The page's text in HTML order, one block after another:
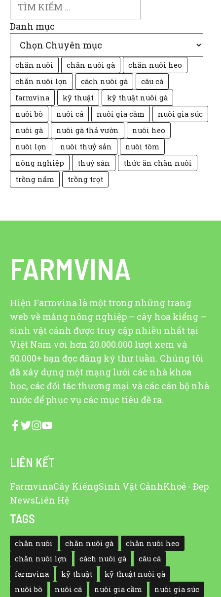
Danh mục
chăn nuôi chăn nuôi gà
chăn nuôi heo
chăn nuôi lợn
cách nuôi gà
câu cá
farmvina
kỹ thuật
kỹ thuật nuôi gà
nuôi bò
nuôi cá nuôi gia cầm
nuôi gia súc
nuôi gà
nuôi gà thả vườn
nuôi heo
nuôi lợn
nuôi thuỷ sản
nuôi tôm
nông nghiệp
thuỷ sản
thức ăn chăn nuôi
trồng nấm
trồng trọt
FARMVINA
Hiện Farmvina là một trong những trang
web về mảng nông nghiệp – cây hoa kiểng –
sinh vật cảnh được truy cập nhiều nhất tại
Việt Nam với hơn 20.000.000 lượt xem và
50.000+ bạn đọc đăng ký thư tuần. Chúng tôi
đã xây dựng một mạng lưới các nhà khoa
học, các đối tác thương mại và các cán bộ nhà
nước để phục vụ các mục tiêu đề ra.
LIÊN KẾT
FarmvinaCây KiểngSinh Vật CảnhKhoẻ - Đẹp
NewsLiên Hệ
TAGS
chăn nuôi chăn nuôi gà
chăn nuôi heo
chăn nuôi lợn
cách nuôi gà
câu cá
farmvina
kỹ thuật
kỹ thuật nuôi gà
nuôi bò
nuôi cá nuôi gia cầm nuôi gia súc